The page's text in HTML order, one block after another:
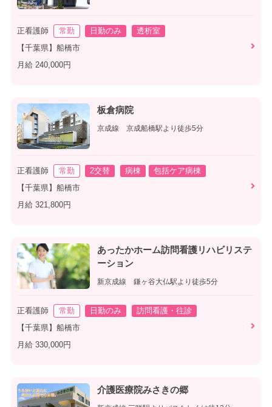
正看護師 常勤 日勤のみ
透析室
【千葉県】船橋市
月給 240,000円
板倉病院
京成線 京成船橋駅より徒歩5分
正看護師 常勤 2交替 病棟
包括ケア病棟
【千葉県】船橋市
月給 321,800円
あったかホーム訪問看護リハビリステ
ーション
新京成線 鎌ヶ谷大仏駅より徒歩5分
正看護師 常勤 日勤のみ
訪問看護・往診
【千葉県】船橋市
月給 330,000円
介護医療院みさきの郷